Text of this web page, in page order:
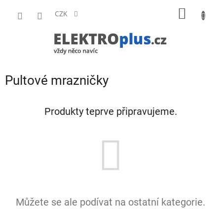
CZK
Pultové mrazničky
Produkty teprve připravujeme.
Můžete se ale podívat na ostatní kategorie.